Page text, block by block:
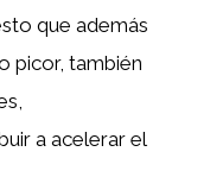
que además
picor, también
a acelerar el